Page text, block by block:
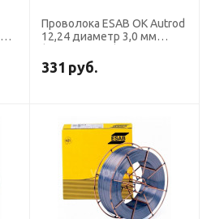
Проволока ESAB OK Autrod
12,24 диаметр 3,0 мм
331 руб.